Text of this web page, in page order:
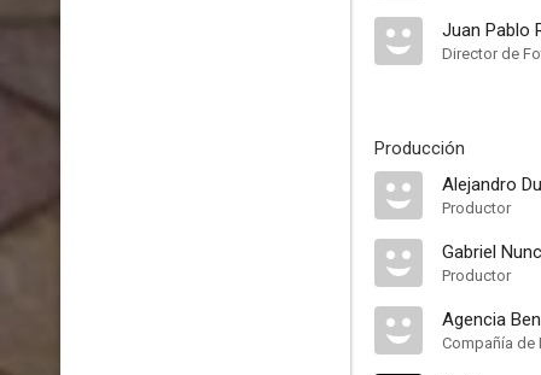
Juan Pablo
Director de
Producción
Alejandro
Productor
Gabriel
Productor
Agencia
Compañía de